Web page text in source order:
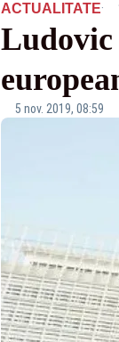
ACTUALITATE·
Ludovic
5 nov. 2019, 08:59